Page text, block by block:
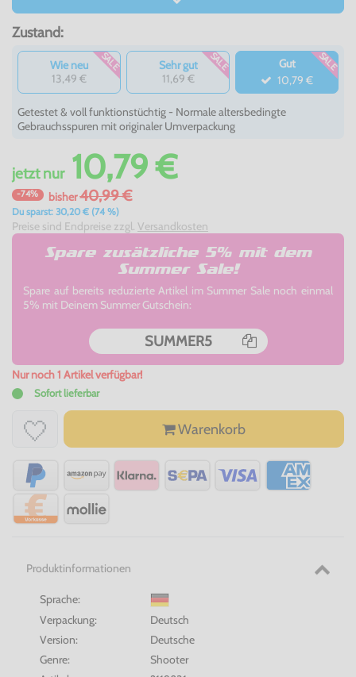
Zustand:
Wie neu
13,49 €
SALE
Sehr gut
11,69 €
SALE
Gut
10,79 €
SALE
Getestet & voll funktionstüchtig - Normale altersbedingte
Gebrauchsspuren mit originaler Umverpackung
jetztnur10,79 €
-74% bisher40,99 €
Du sparst: 30,20 € (74 %)
Preise sind Endpreise zzgl. Versandkosten
Spare zusätzliche 5% mit dem
Summer Sale!
Spare auf bereits reduzierte Artikel im Summer Sale noch einmal
5% mit Deinem Summer Gutschein:
SUMMER5
Nur noch 1 Artikel verfügbar!
Sofort lieferbar
Warenkorb
Produktinformationen
Sprache:
Verpackung:
Deutsch
Version:
Deutsche
Genre:
Shooter